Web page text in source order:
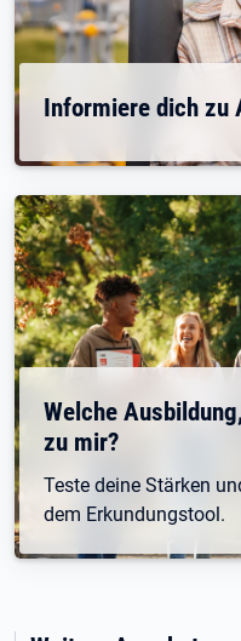
Informiere dich zu
Welche
zu mir?
Teste deine Stärken
dem Erkundungstool.